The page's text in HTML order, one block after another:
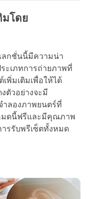
มโดย
ลกชั่นนี้มีความน่า
ะเภทการถ่ายภาพที่
พิ่มเติมเพื่อให้ได้
ตัวอย่างจะมี
ำลองภาพยนตร์ที่
มดนี้ฟรีและมีคุณภาพ
รรับพรีเซ็ตทั้งหมด